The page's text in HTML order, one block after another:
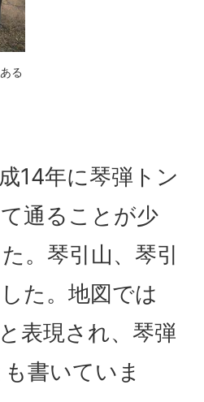
る
14年に琴弾トン
通ることが少
。琴引山、琴引
た。地図では
表現され、琴弾
書いていま